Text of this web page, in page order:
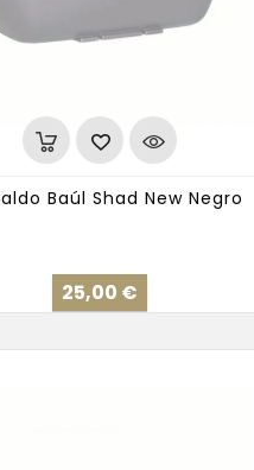
Baúl Shad New Negro
25,00 €